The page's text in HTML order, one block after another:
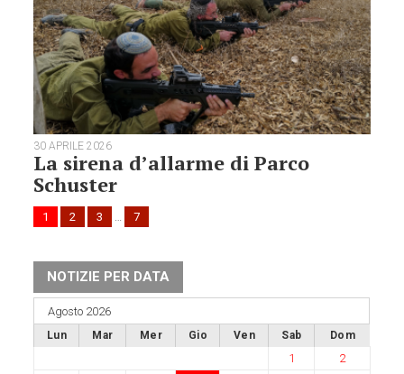
30 APRILE 2026
La sirena d’allarme di Parco
Schuster
1 2 3 … 7
NOTIZIE PER DATA
Agosto 2026
Lun Mar Mer Gio Ven Sab Dom
1
2